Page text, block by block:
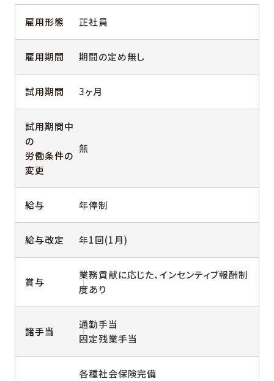
雇用形態 正社員
雇用期間 期間の定め無し
試用期間 3ヶ月
試用期間中
の
労働条件の
変更
無
給与 年俸制
給与改定 年1回(1月)
賞与
業務貢献に応じた、インセンティブ報酬制
度あり
諸手当
通勤手当
固定残業手当
各種社会保険完備